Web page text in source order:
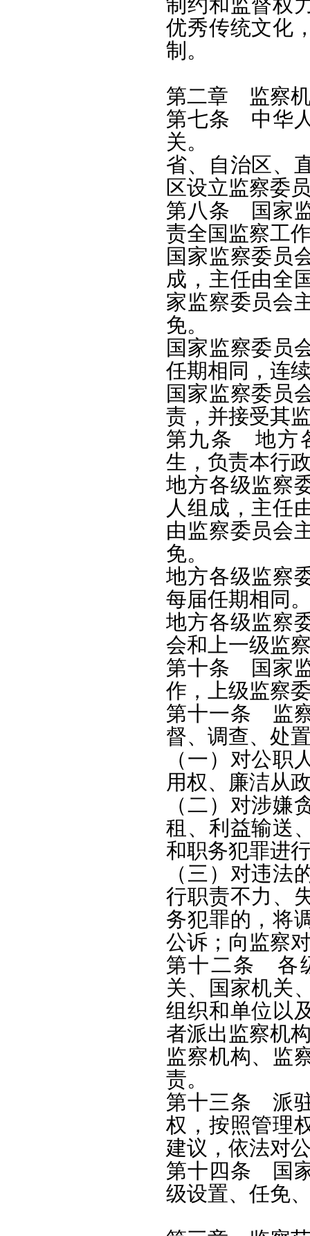
制约和监督权
优秀传统文化
制。
第二章 监察
第七条 中华
关。
省、自治区、
区设立监察委
第八条 国家
责全国监察工
国家监察委员
成，主任由全
家监察委员会
免。
国家监察委员
任期相同，连
国家监察委员
责，并接受其
第九条 地方
生，负责本行
地方各级监察
人组成，主任
由监察委员会
免。
地方各级监察
每届任期相同
地方各级监察
会和上一级监
第十条 国家
作，上级监察
第十一条 监
督、调查、处
（一）对公职
用权、廉洁从
（二）对涉嫌
租、利益输送
和职务犯罪进
（三）对违法
行职责不力、
务犯罪的，将
公诉；向监察
第十二条 各
关、国家机关
组织和单位以
者派出监察机
监察机构、监
责。
第十三条 派
权，按照管理
建议，依法对
第十四条 国
级设置、任免